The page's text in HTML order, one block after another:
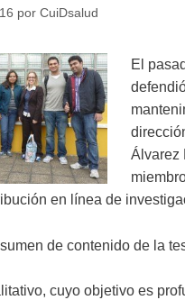
por CuiDsalud
El
Álvarez
en línea de
de contenido de la
cuyo objetivo es